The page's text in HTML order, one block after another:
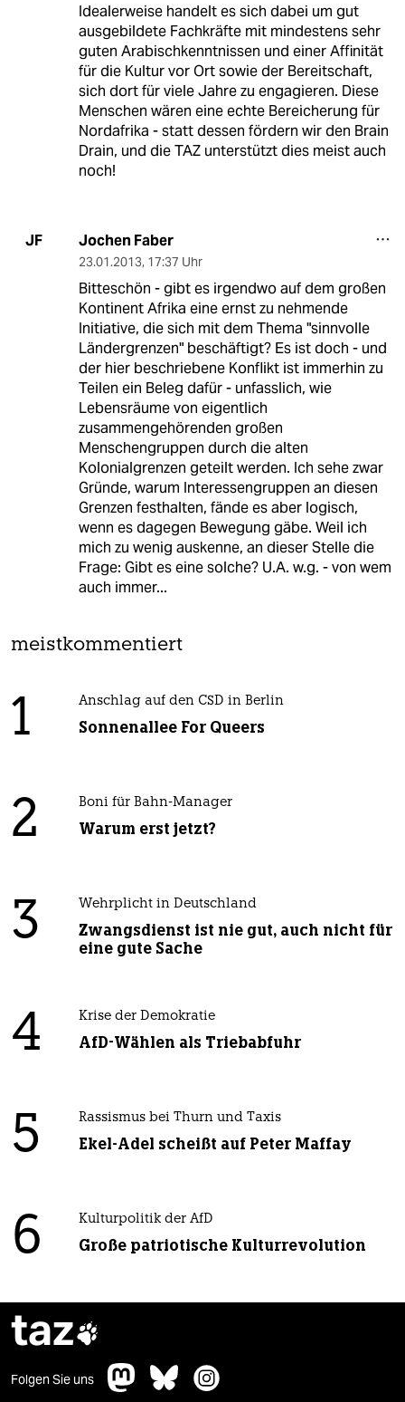
Idealerweise handelt es sich dabei um gut
ausgebildete Fachkräfte mit mindestens sehr
guten Arabischkenntnissen und einer Affinität
für die Kultur vor Ort sowie der Bereitschaft,
sich dort für viele Jahre zu engagieren. Diese
Menschen wären eine echte Bereicherung für
Nordafrika - statt dessen fördern wir den Brain
Drain, und die TAZ unterstützt dies meist auch
noch!
JF Jochen Faber
23.01.2013, 17:37 Uhr
Bitteschön - gibt es irgendwo auf dem großen
Kontinent Afrika eine ernst zu nehmende
Initiative, die sich mit dem Thema "sinnvolle
Ländergrenzen" beschäftigt? Es ist doch - und
der hier beschriebene Konflikt ist immerhin zu
Teilen ein Beleg dafür - unfasslich, wie
Lebensräume von eigentlich
zusammengehörenden großen
Menschengruppen durch die alten
Kolonialgrenzen geteilt werden. Ich sehe zwar
Gründe, warum Interessengruppen an diesen
Grenzen festhalten, fände es aber logisch,
wenn es dagegen Bewegung gäbe. Weil ich
mich zu wenig auskenne, an dieser Stelle die
Frage: Gibt es eine solche? U.A. w.g. - von wem
auch immer...
meistkommentiert
1 Anschlag auf den CSD in Berlin
Sonnenallee For Queers
2 Boni für Bahn-Manager
Warum erst jetzt?
3 Wehrplicht in Deutschland
Zwangsdienst ist nie gut, auch nicht für
eine gute Sache
4 Krise der Demokratie
AfD-Wählen als Triebabfuhr
5 Rassismus bei Thurn und Taxis
Ekel-Adel scheißt auf Peter Maffay
6 Kulturpolitik der AfD
Große patriotische Kulturrevolution
taz
Folgen Sie uns